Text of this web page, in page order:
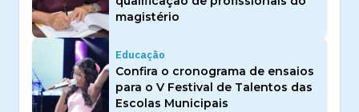
magistério
Educação
Confira o cronograma de ensaios
para o V Festival de Talentos das
Escolas Municipais